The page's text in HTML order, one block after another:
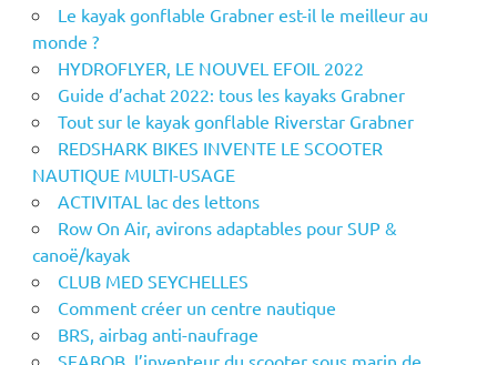
Le kayak gonflable Grabner est-il le meilleur au
monde ?
HYDROFLYER, LE NOUVEL EFOIL 2022
Guide d’achat 2022: tous les kayaks Grabner
Tout sur le kayak gonflable Riverstar Grabner
REDSHARK BIKES INVENTE LE SCOOTER
NAUTIQUE MULTI-USAGE
ACTIVITAL lac des lettons
Row On Air, avirons adaptables pour SUP &
canoë/kayak
CLUB MED SEYCHELLES
Comment créer un centre nautique
BRS, airbag anti-naufrage
SEABOB, l’inventeur du scooter sous marin de